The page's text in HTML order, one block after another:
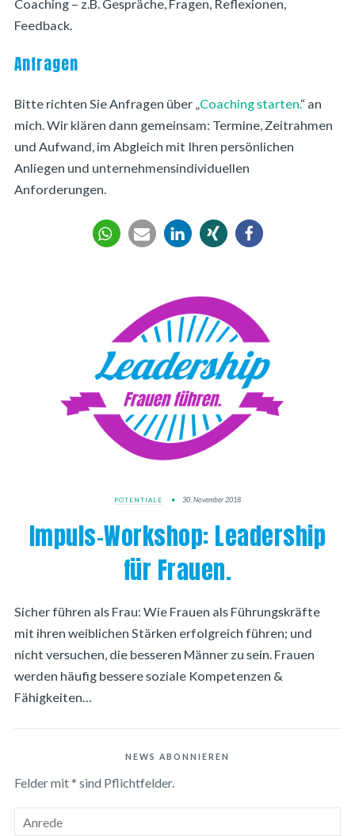
Coaching – z.B. Gespräche, Fragen, Reflexionen,
Feedback.
Anfragen
Bitte richten Sie Anfragen über „Coaching starten.“ an
mich. Wir klären dann gemeinsam: Termine, Zeitrahmen
und Aufwand, im Abgleich mit Ihren persönlichen
Anliegen und unternehmensindividuellen
Anforderungen.
POTENTIALE 30. November 2018
Impuls-Workshop: Leadership
für Frauen.
Sicher führen als Frau: Wie Frauen als Führungskräfte
mit ihren weiblichen Stärken erfolgreich führen; und
nicht versuchen, die besseren Männer zu sein. Frauen
werden häufig bessere soziale Kompetenzen &
Fähigkeiten…
NEWS ABONNIEREN
Felder mit * sind Pflichtfelder.